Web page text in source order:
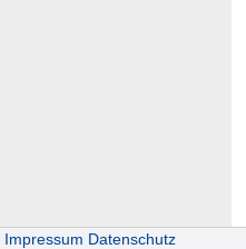
Impressum Datenschutz